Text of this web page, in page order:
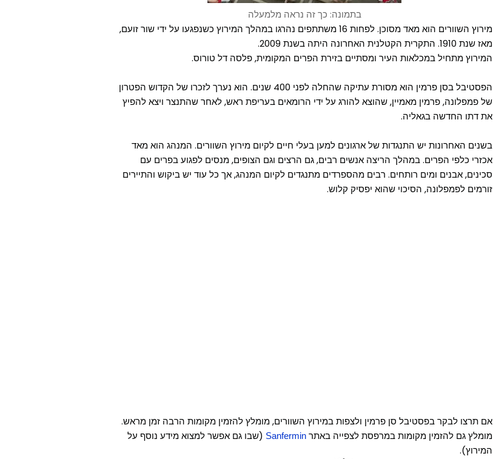
בתמונה: כך זה נראה מלמעלה
מירוץ השוורים הוא מאד מסוכן. לפחות 16 משתתפים נהרגו במהלך המירוץ כשנפגעו על ידי שור זועם,
מאז שנת 1910. התקרית הקטלנית האחרונה היתה בשנת 2009.
המירוץ מתחיל במכלאות העיר ומסתיים בזירת הפרים המקומית, פלסה דל טורוס.
הפסטיבל בסן פרמין הוא מסורת עתיקה שהחלה לפני 400 שנים. הוא נערך לזכרו של הקדוש הפטרון
של פמפלונה, פרמין מאמיין, שהוצא להורג על ידי הרומאים בעריפת ראש, לאחר שהתנצר ויצא להפיץ
את דתו החדשה בגאליה.
בשנים האחרונות יש התנגדות של ארגונים למען בעלי חיים לקיום מירוץ השוורים. המנהג הוא מאד
אכזרי כלפי הפרים. במהלך הריצה אנשים רבים, גם הרצים וגם הצופים, מנסים לפגוע בפרים עם
סכינים, אבנים ומים רותחים. רבים מהספרדים מתנגדים לקיום המנהג, אך כל עוד יש ביקוש והתיירים
זורמים לפמפלונה, הסיכוי שהוא יפסיק קלוש.
אם תרצו לבקר בפסטיבל סן פרמין ולצפות במירוץ השוורים, מומלץ להזמין מקומות הרבה זמן מראש.
מומלץ גם להזמין מקומות במרפסת לצפייה באתר Sanfermin (שבו גם אפשר למצוא מידע נוסף על
המירוץ).